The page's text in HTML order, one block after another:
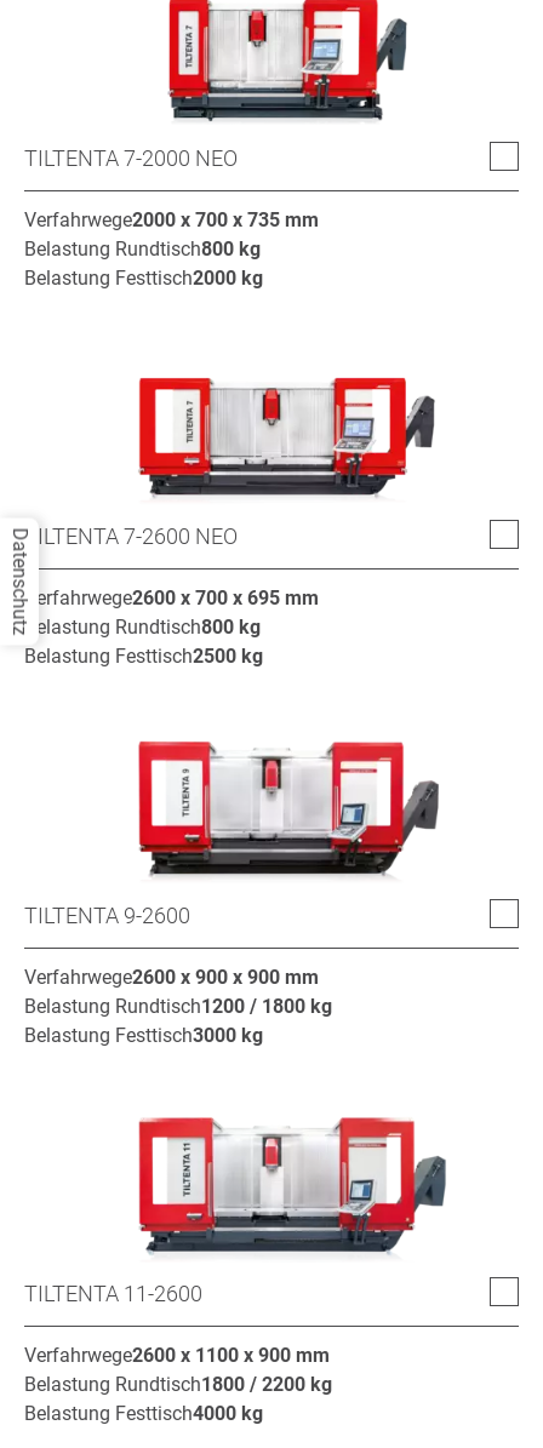
TILTENTA 7-2000 NEO
Verfahrwege2000 x 700 x 735 mm
Belastung Rundtisch800 kg
Belastung Festtisch2000 kg
TILTENTA 7-2600 NEO
Verfahrwege2600 x 700 x 695 mm
Belastung Rundtisch800 kg
Belastung Festtisch2500 kg
TILTENTA 9-2600
Verfahrwege2600 x 900 x 900 mm
Belastung Rundtisch1200 / 1800 kg
Belastung Festtisch3000 kg
TILTENTA 11-2600
Verfahrwege2600 x 1100 x 900 mm
Belastung Rundtisch1800 / 2200 kg
Belastung Festtisch4000 kg
Datenschutz